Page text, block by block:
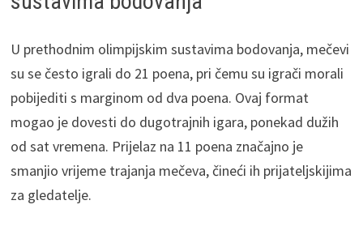
U prethodnim olimpijskim sustavima bodovanja, mečevi
su se često igrali do 21 poena, pri čemu su igrači morali
pobijediti s marginom od dva poena. Ovaj format
mogao je dovesti do dugotrajnih igara, ponekad dužih
od sat vremena. Prijelaz na 11 poena značajno je
smanjio vrijeme trajanja mečeva, čineći ih prijateljskijima
za gledatelje.